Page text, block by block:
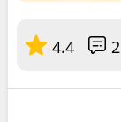
4.4 2